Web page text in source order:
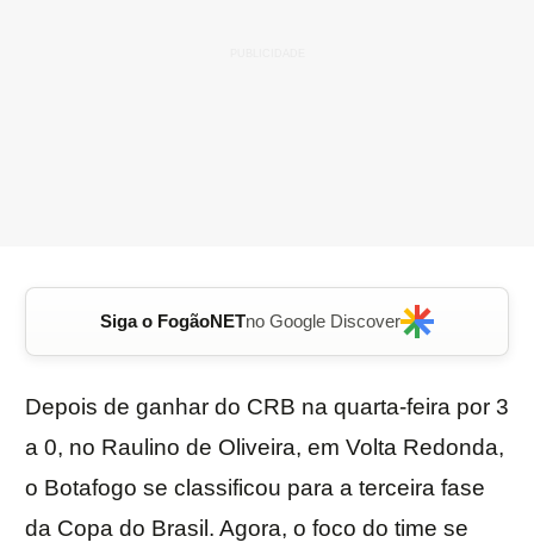
Siga o FogãoNETno Google Discover
Depois de ganhar do CRB na quarta-feira por 3
a 0, no Raulino de Oliveira, em Volta Redonda,
o Botafogo se classificou para a terceira fase
da Copa do Brasil. Agora, o foco do time se